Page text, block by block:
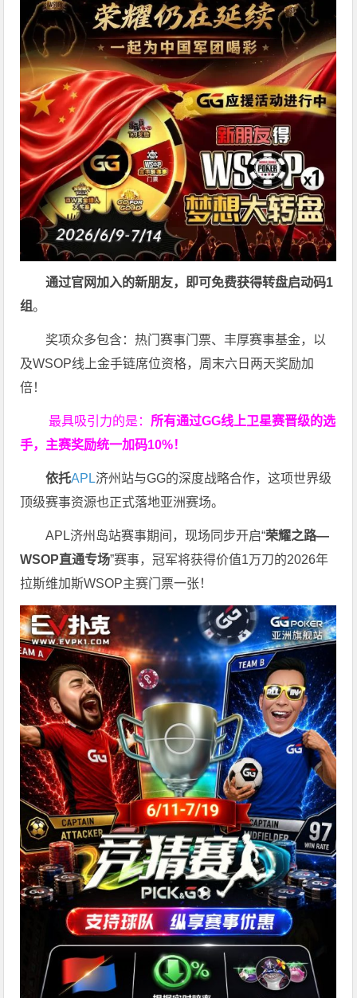
通过官网加入的新朋友，即可免费获得转盘启动码1
组。
奖项众多包含：热门赛事门票、丰厚赛事基金，以
及WSOP线上金手链席位资格， 周末六日两天奖励加
倍！
最具吸引力的是： 所有通过GG线上卫星赛晋级的选
手，主赛奖励统一加码10%！
依托APL济州站与GG的深度战略合作，这项世界级
顶级赛事资源也正式落地亚洲赛场。
APL济州岛站赛事期间，现场同步开启“荣耀之路—
WSOP直通专场”赛事，冠军将获得价值1万刀的2026年
拉斯维加斯WSOP主赛门票一张！